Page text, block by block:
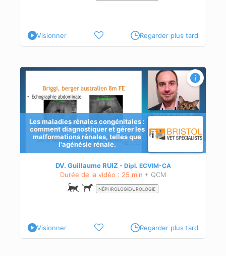
Visionner Regarder plus tard
Les maladies rénales congénitales :
comment diagnostiquer et gérer les
malformations rénales, telles que
l'agénésie rénale.
DV. Guillaume RUIZ Dipl. ECVIM-CA
Durée de la vidéo : 25 min + QCM
NÉPHROLOGIE/UROLOGIE
Visionner Regarder plus tard